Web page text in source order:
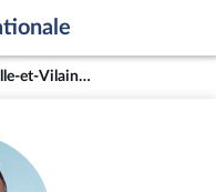
M. Mickaël Bouloux - Ille-et-Vilaine (8e circonscription)